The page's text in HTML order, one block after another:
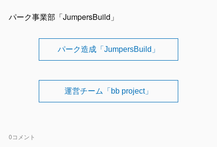
パーク事業部「JumpersBuild」
パーク造成「JumpersBuild」
運営チーム「bb project」
0コメント